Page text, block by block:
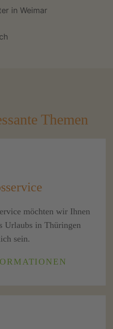
Themen
möchten wir Ihnen
Urlaubs in Thüringen
sein.